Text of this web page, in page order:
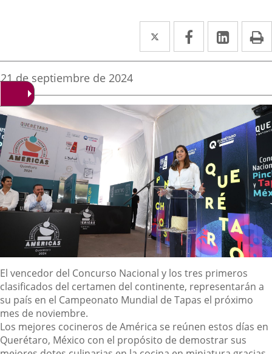
Twitter
Enlace
a
aplicación
externa.
Facebook
Enlace
a
aplicación
Enlace
a
Fecha
noticia
21 de septiembre de 2024
Descripción
El vencedor del Concurso Nacional y los tres primeros
clasificados del certamen del continente, representarán a
su país en el Campeonato Mundial de Tapas el próximo
mes de noviembre.
Los mejores cocineros de América se reúnen estos días en
Querétaro, México con el propósito de demostrar sus